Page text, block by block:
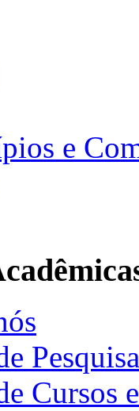
e
Pesquisa
Cursos